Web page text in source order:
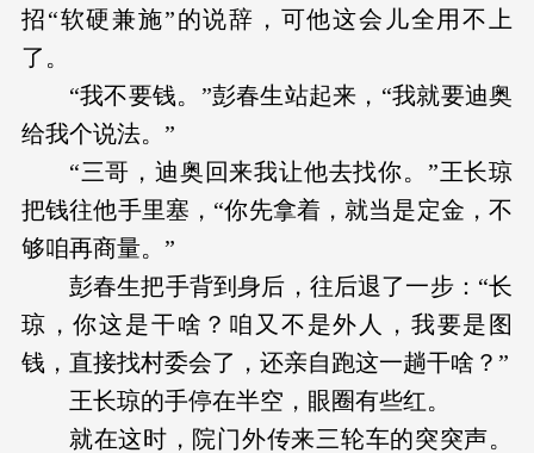
招“软硬兼施”的说辞，可他这会儿全用不上
了。
“我不要钱。”彭春生站起来，“我就要迪奥
给我个说法。”
“三哥，迪奥回来我让他去找你。”王长琼
把钱往他手里塞，“你先拿着，就当是定金，不
够咱再商量。”
彭春生把手背到身后，往后退了一步：“长
琼，你这是干啥？咱又不是外人，我要是图
钱，直接找村委会了，还亲自跑这一趟干啥？”
王长琼的手停在半空，眼圈有些红。
就在这时，院门外传来三轮车的突突声。